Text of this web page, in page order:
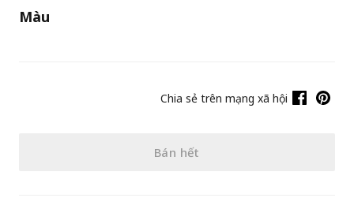
Màu
Chia sẻ trên mạng xã hội
Bán hết